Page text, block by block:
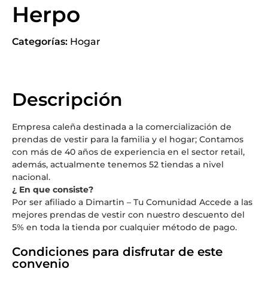
Herpo
Categorías: Hogar
Descripción
Empresa caleña destinada a la comercialización de
prendas de vestir para la familia y el hogar; Contamos
con más de 40 años de experiencia en el sector retail,
además, actualmente tenemos 52 tiendas a nivel
nacional.
¿ En que consiste?
Por ser afiliado a Dimartin – Tu Comunidad Accede a las
mejores prendas de vestir con nuestro descuento del
5% en toda la tienda por cualquier método de pago.
Condiciones para disfrutar de este
convenio